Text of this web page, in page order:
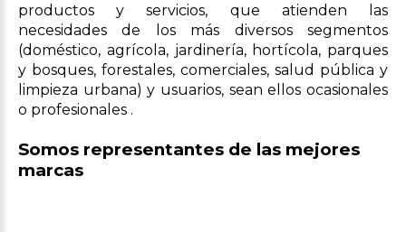
productos y servicios, que atienden las
necesidades de los más diversos segmentos
(doméstico, agrícola, jardinería, hortícola, parques
y bosques, forestales, comerciales, salud pública y
limpieza urbana) y usuarios, sean ellos ocasionales
o profesionales .
Somos representantes de las mejores
marcas